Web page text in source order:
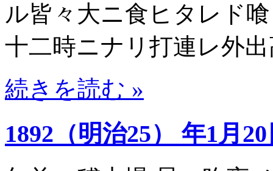
ル皆々大ニ食ヒタレド
十二時ニナリ打連レ外
続きを読む »
1892（明治25） 年1月